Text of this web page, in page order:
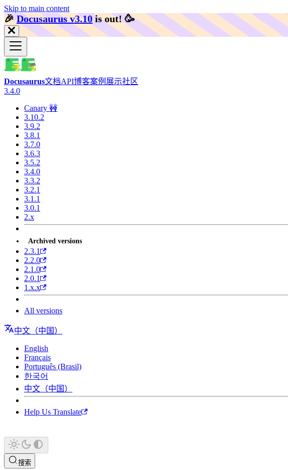
Skip to main content
🎉️Docusaurus v3.10 is out! 🥳️
Docusaurus文档API博客案例展示社区
3.4.0
Canary 🚧
3.10.2
3.9.2
3.8.1
3.7.0
3.6.3
3.5.2
3.4.0
3.3.2
3.2.1
3.1.1
3.0.1
2.x
Archived versions
2.3.1
2.2.0
2.1.0
2.0.1
1.x.x
All versions
中文（中国）
English
Français
Português (Brasil)
한국어
中文（中国）
Help Us Translate
搜索